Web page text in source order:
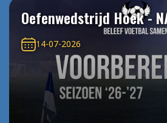
Oefenwedstrijd Hoek -
14-07-2026